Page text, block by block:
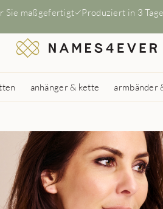
Sie maßgefertigt Produziert in 3
anhänger & kette armbänder